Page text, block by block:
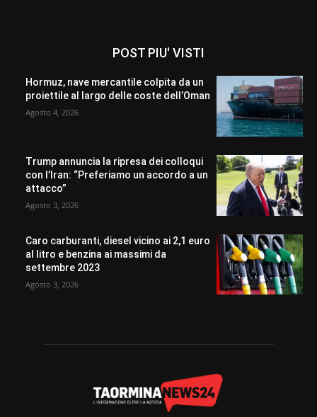
POST PIU' VISTI
Hormuz, nave mercantile colpita da un
proiettile al largo delle coste dell’Oman
Agosto 4, 2026
Trump annuncia la ripresa dei colloqui
con l’Iran: “Preferiamo un accordo a un
attacco”
Agosto 3, 2026
Caro carburanti, diesel vicino ai 2,1 euro
al litro e benzina ai massimi da
settembre 2023
Agosto 3, 2026